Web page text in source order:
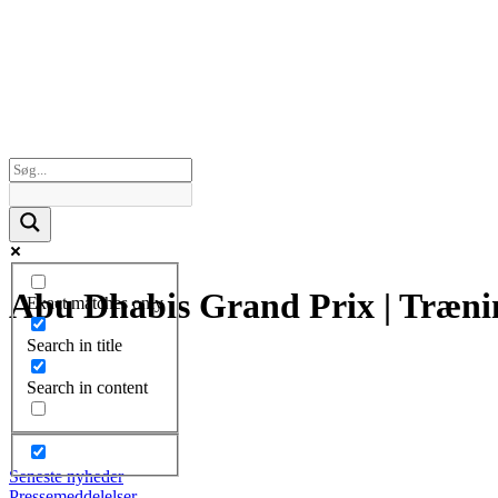
Exact matches only
Search in title
Search in content
Abu Dhabis Grand Prix |
Seneste nyheder